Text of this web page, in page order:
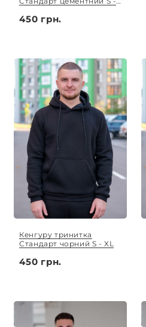
450 грн.
Кенгуру тринитка
Стандарт чорний S - XL
450 грн.